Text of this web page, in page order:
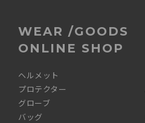
WEAR /GOODS
ONLINE SHOP
ヘルメット
プロテクター
グローブ
バッグ